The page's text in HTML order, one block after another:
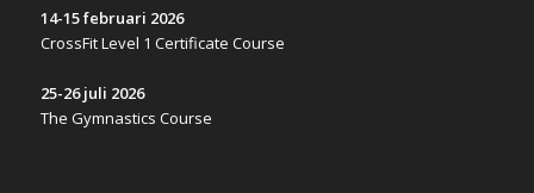
14-15 februari 2026
CrossFit Level 1 Certificate Course
25-26 juli 2026
The Gymnastics Course